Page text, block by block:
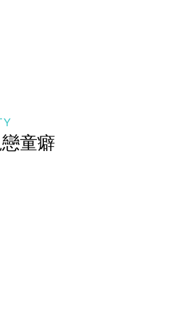
童癖